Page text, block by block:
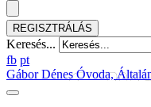
REGISZTRÁLÁS
Keresés...
fb pt
Gábor Dénes Óvoda,